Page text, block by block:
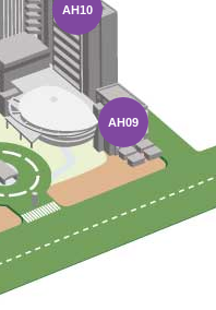
AH09
AH10